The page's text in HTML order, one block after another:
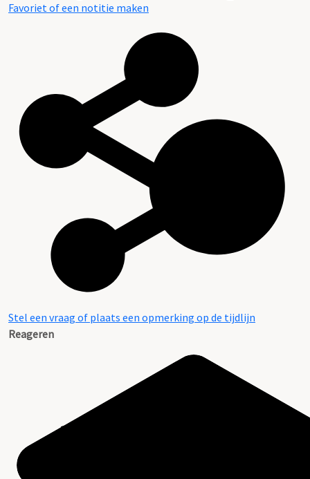
Favoriet of een notitie maken
Stel een vraag of plaats een opmerking op de tijdlijn
Reageren